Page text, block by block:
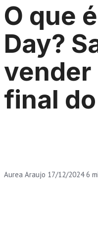
O que
Day?
vender
final
Aurea Araujo 17/12/2024 6